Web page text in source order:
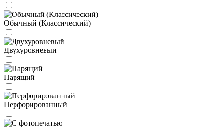
Обычный (Классический)
Двухуровневый
Парящий
Перфорированный